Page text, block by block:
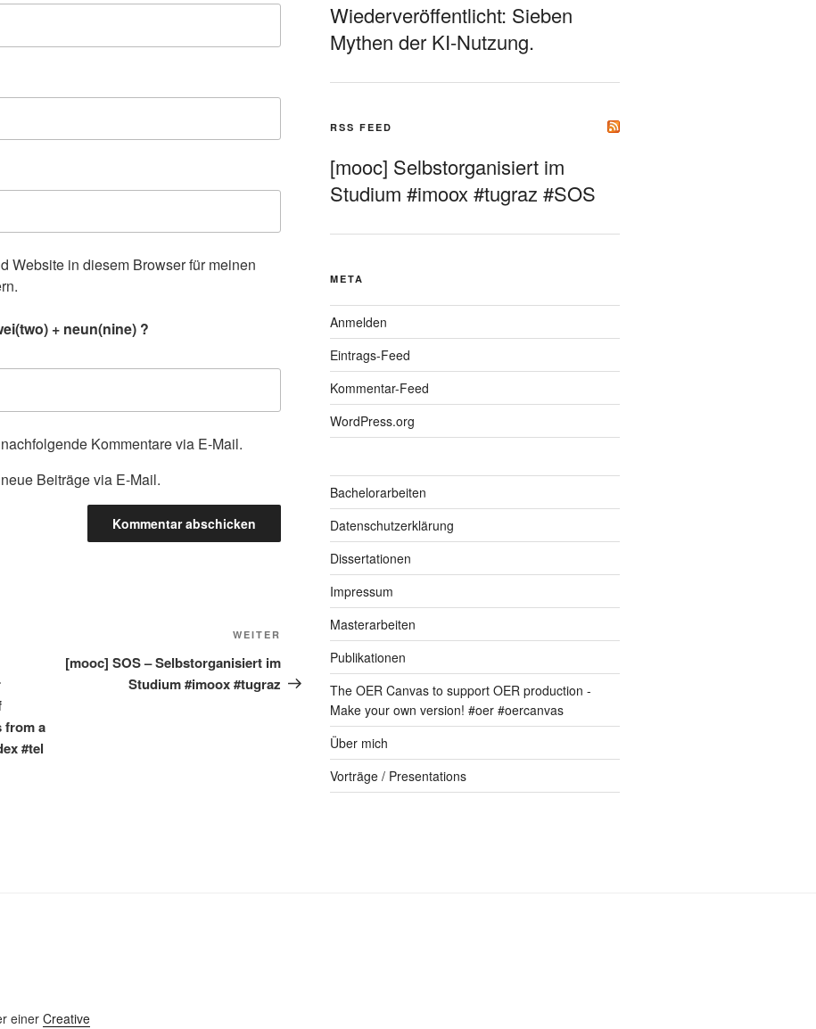
Website in diesem Browser für meinen
+ neun(nine) ?
Kommentare via E-Mail.
Beiträge via E-Mail.
from a
#tel
Nächster
Beitrag
WEITER
[mooc] SOS – Selbstorganisiert im
Studium #imoox #tugraz
Wiederveröffentlicht: Sieben
Mythen der KI-Nutzung.
RSS FEED
[mooc] Selbstorganisiert im
Studium #imoox #tugraz #SOS
META
Anmelden
Eintrags-Feed
Kommentar-Feed
WordPress.org
Bachelorarbeiten
Datenschutzerklärung
Dissertationen
Impressum
Masterarbeiten
Publikationen
The OER Canvas to support OER production -
Make your own version! #oer #oercanvas
Über mich
Vorträge / Presentations
einer Creative